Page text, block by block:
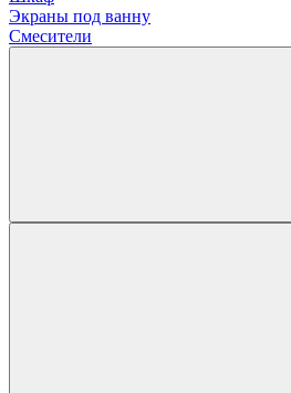
Экраны под ванну
Смесители